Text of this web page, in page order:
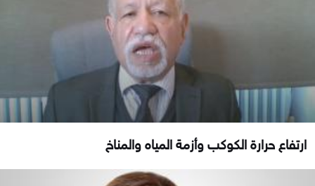
ارتفاع حرارة الكوكب وأزمة المياه والمناخ